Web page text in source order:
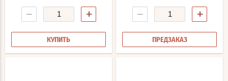
− +
КУПИТЬ
− +
ПРЕДЗАКАЗ